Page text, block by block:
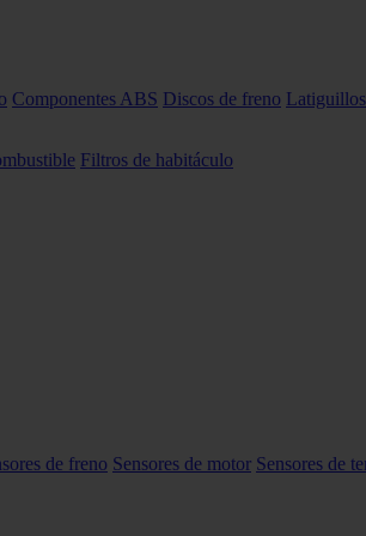
Componentes ABS Discos de freno
Filtros de habitáculo
de freno Sensores de motor Sensores de